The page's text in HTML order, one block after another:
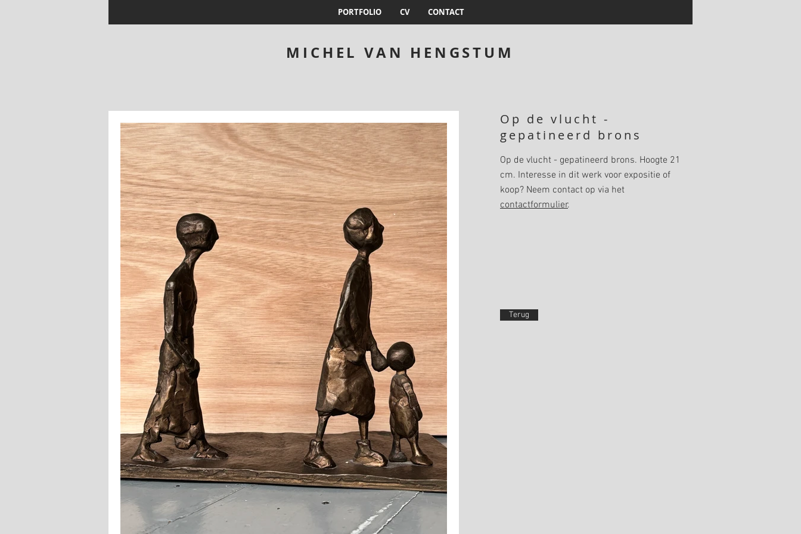
PORTFOLIO CV CONTACT
MICHEL VAN HENGSTUM
Op de vlucht -
gepatineerd brons
Op de vlucht - gepatineerd brons. Hoogte 21
cm. Interesse in dit werk voor expositie of
koop? Neem contact op via het
contactformulier.
Terug